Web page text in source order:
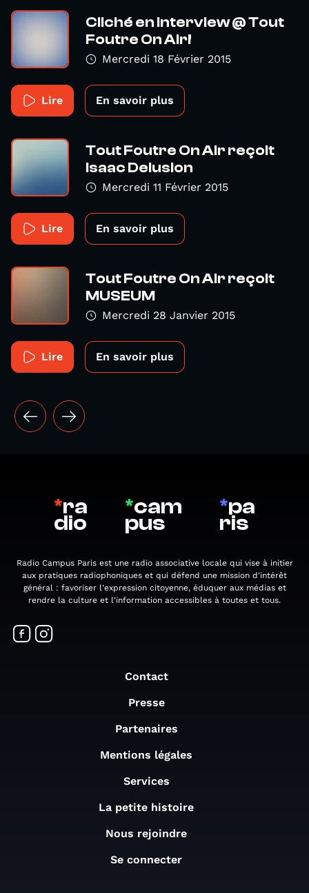
Cliché en interview @ Tout
Foutre On Air!
Mercredi 18 Février 2015
Lire En savoir plus
Tout Foutre On Air reçoit
Isaac Delusion
Mercredi 11 Février 2015
Lire En savoir plus
Tout Foutre On Air reçoit
MUSEUM
Mercredi 28 Janvier 2015
Lire En savoir plus
*ra
dio
*cam
pus
*pa
ris
Radio Campus Paris est une radio associative locale qui vise à initier
aux pratiques radiophoniques et qui défend une mission d'intérêt
général : favoriser l'expression citoyenne, éduquer aux médias et
rendre la culture et l'information accessibles à toutes et tous.
Contact
Presse
Partenaires
Mentions légales
Services
La petite histoire
Nous rejoindre
Se connecter